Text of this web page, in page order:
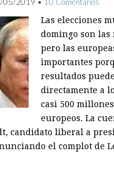
Las elecciones
domingo son las
pero las
importantes
resultados
directamente a
casi 500
europeos. La
candidato liberal a
el complot de